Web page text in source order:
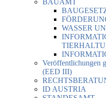
BAUAMT
WASSER
Veröffentlichungen
(EED III)
ID AUSTRIA